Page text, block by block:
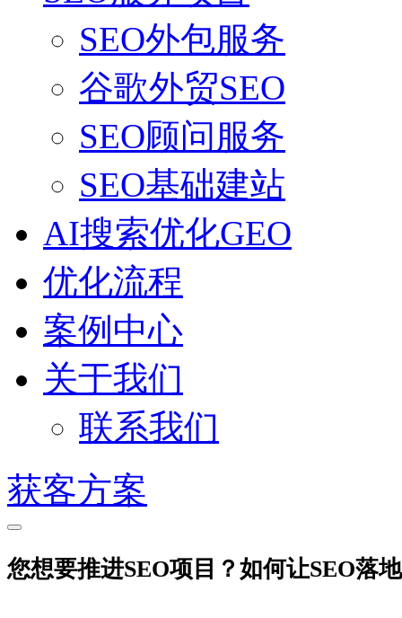
SEO外包服务
谷歌外贸SEO
SEO顾问服务
SEO基础建站
AI搜索优化GEO
优化流程
案例中心
关于我们
联系我们
获客方案
您想要推进SEO项目？如何让SEO落